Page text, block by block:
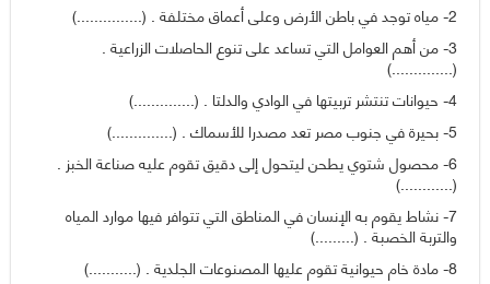
2- مياه توجد في باطن الأرض وعلى أعماق مختلفة . (...............)
3- من أهم العوامل التي تساعد على تنوع الحاصلات الزراعية .
(..............)
4- حيوانات تنتشر تربيتها في الوادي والدلتا . (..............)
5- بحيرة في جنوب مصر تعد مصدرا للأسماك . (..............)
6- محصول شتوي يطحن ليتحول إلى دقيق تقوم عليه صناعة الخبز .
(............)
7- نشاط يقوم به الإنسان في المناطق التي تتوافر فيها موارد المياه
والتربة الخصبة . (.........)
8- مادة خام حيوانية تقوم عليها المصنوعات الجلدية . (...........)